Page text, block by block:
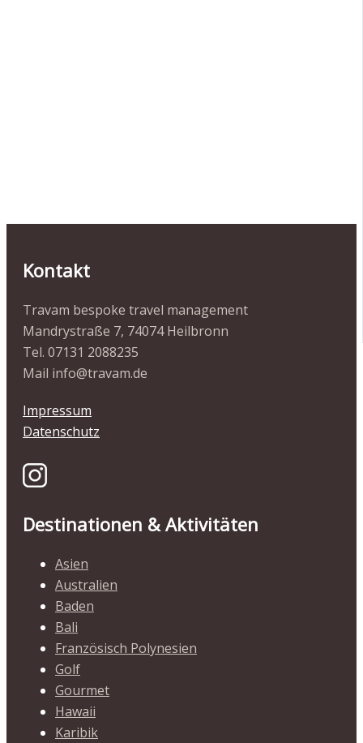
Kontakt
Travam bespoke travel management
Mandrystraße 7, 74074 Heilbronn
Tel. 07131 2088235
Mail info@travam.de
Impressum
Datenschutz
Destinationen & Aktivitäten
Asien
Australien
Baden
Bali
Französisch Polynesien
Golf
Gourmet
Hawaii
Karibik